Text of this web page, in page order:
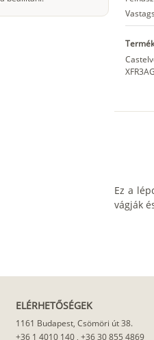
Ez a
vágják
ELÉRHETŐSÉGEK
1161 Budapest, Csömöri út 38.
+36 1 4010 140, +36 30 855 4869